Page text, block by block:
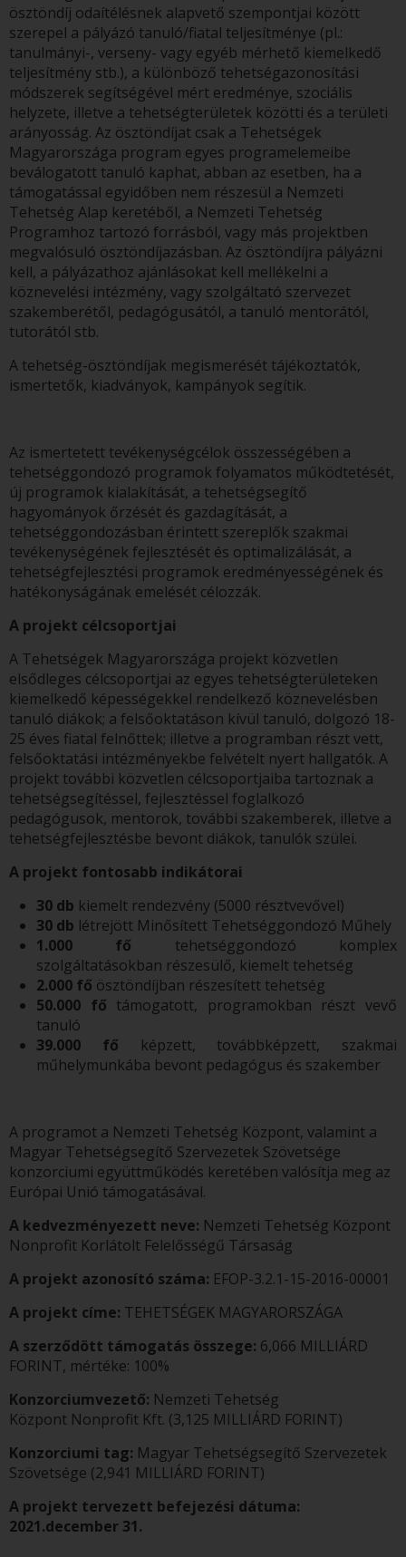
ösztöndíj odaítélésnek alapvető szempontjai között
szerepel a pályázó tanuló/fiatal teljesítménye (pl.:
tanulmányi-, verseny- vagy egyéb mérhető kiemelkedő
teljesítmény stb.), a különböző tehetségazonosítási
módszerek segítségével mért eredménye, szociális
helyzete, illetve a tehetségterületek közötti és a területi
arányosság. Az ösztöndíjat csak a Tehetségek
Magyarországa program egyes programelemeibe
beválogatott tanuló kaphat, abban az esetben, ha a
támogatással egyidőben nem részesül a Nemzeti
Tehetség Alap keretéből, a Nemzeti Tehetség
Programhoz tartozó forrásból, vagy más projektben
megvalósuló ösztöndíjazásban. Az ösztöndíjra pályázni
kell, a pályázathoz ajánlásokat kell mellékelni a
köznevelési intézmény, vagy szolgáltató szervezet
szakemberétől, pedagógusától, a tanuló mentorától,
tutorától stb.
A tehetség-ösztöndíjak megismerését tájékoztatók,
ismertetők, kiadványok, kampányok segítik.
Az ismertetett tevékenységcélok összességében a
tehetséggondozó programok folyamatos működtetését,
új programok kialakítását, a tehetségsegítő
hagyományok őrzését és gazdagítását, a
tehetséggondozásban érintett szereplők szakmai
tevékenységének fejlesztését és optimalizálását, a
tehetségfejlesztési programok eredményességének és
hatékonyságának emelését célozzák.
A projekt célcsoportjai
A Tehetségek Magyarországa projekt közvetlen
elsődleges célcsoportjai az egyes tehetségterületeken
kiemelkedő képességekkel rendelkező köznevelésben
tanuló diákok; a felsőoktatáson kívül tanuló, dolgozó 18-
25 éves fiatal felnőttek; illetve a programban részt vett,
felsőoktatási intézményekbe felvételt nyert hallgatók. A
projekt további közvetlen célcsoportjaiba tartoznak a
tehetségsegítéssel, fejlesztéssel foglalkozó
pedagógusok, mentorok, további szakemberek, illetve a
tehetségfejlesztésbe bevont diákok, tanulók szülei.
A projekt fontosabb indikátorai
30 db kiemelt rendezvény (5000 résztvevővel)
30 db létrejött Minősített Tehetséggondozó Műhely
1.000 fő tehetséggondozó komplex
szolgáltatásokban részesülő, kiemelt tehetség
2.000 fő ösztöndíjban részesített tehetség
50.000 fő támogatott, programokban részt vevő
tanuló
39.000 fő képzett, továbbképzett, szakmai
műhelymunkába bevont pedagógus és szakember
A programot a Nemzeti Tehetség Központ, valamint a
Magyar Tehetségsegítő Szervezetek Szövetsége
konzorciumi együttműködés keretében valósítja meg az
Európai Unió támogatásával.
A kedvezményezett neve: Nemzeti Tehetség Központ
Nonprofit Korlátolt Felelősségű Társaság
A projekt azonosító száma: EFOP-3.2.1-15-2016-00001
A projekt címe: TEHETSÉGEK MAGYARORSZÁGA
A szerződött támogatás összege: 6,066 MILLIÁRD
FORINT, mértéke: 100%
Konzorciumvezető: Nemzeti Tehetség
Központ Nonprofit Kft. (3,125 MILLIÁRD FORINT)
Konzorciumi tag: Magyar Tehetségsegítő Szervezetek
Szövetsége (2,941 MILLIÁRD FORINT)
A projekt tervezett befejezési dátuma:
2021.december 31.